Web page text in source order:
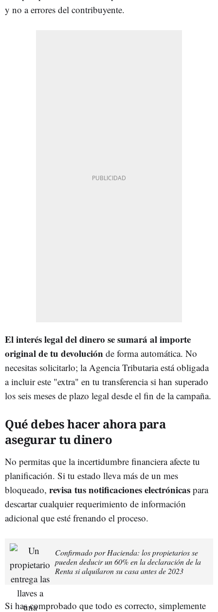
y no a errores del contribuyente.
El interés legal del dinero se sumará al importe
original de tu devolución de forma automática. No
necesitas solicitarlo; la Agencia Tributaria está obligada
a incluir este "extra" en tu transferencia si han superado
los seis meses de plazo legal desde el fin de la campaña.
Qué debes hacer ahora para
asegurar tu dinero
No permitas que la incertidumbre financiera afecte tu
planificación. Si tu estado lleva más de un mes
bloqueado, revisa tus notificaciones electrónicas para
descartar cualquier requerimiento de información
adicional que esté frenando el proceso.
Confirmado por Hacienda: los propietarios se
pueden deducir un 60% en la declaración de la
Renta si alquilaron su casa antes de 2023
Si has comprobado que todo es correcto, simplemente